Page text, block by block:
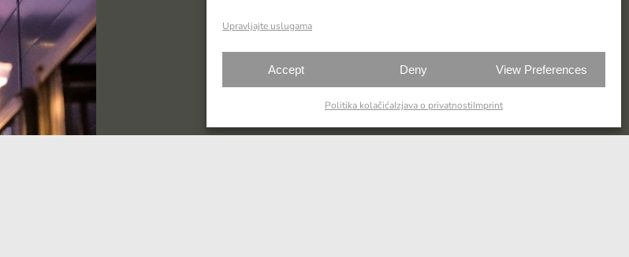
Upravljajte uslugama
Accept Deny View Preferences
Politika kolačićaIzjava o privatnostiImprint